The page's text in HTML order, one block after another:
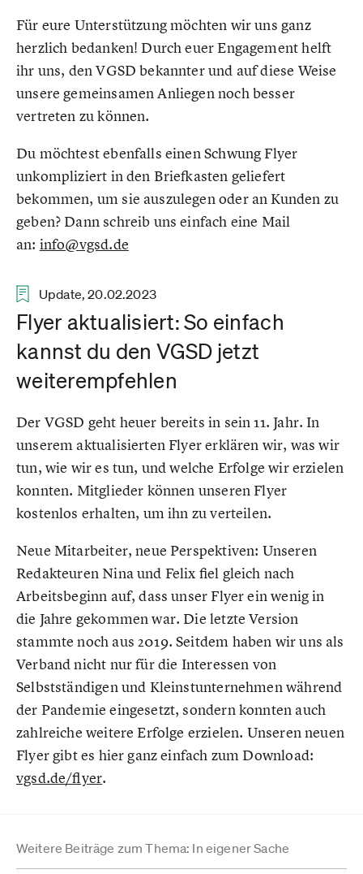
Für eure Unterstützung möchten wir uns ganz
herzlich bedanken! Durch euer Engagement helft
ihr uns, den VGSD bekannter und auf diese Weise
unsere gemeinsamen Anliegen noch besser
vertreten zu können.
Du möchtest ebenfalls einen Schwung Flyer
unkompliziert in den Briefkasten geliefert
bekommen, um sie auszulegen oder an Kunden zu
geben? Dann schreib uns einfach eine Mail
an: info@vgsd.de
Update, 20.02.2023
Flyer aktualisiert: So einfach
kannst du den VGSD jetzt
weiterempfehlen
Der VGSD geht heuer bereits in sein 11. Jahr. In
unserem aktualisierten Flyer erklären wir, was wir
tun, wie wir es tun, und welche Erfolge wir erzielen
konnten. Mitglieder können unseren Flyer
kostenlos erhalten, um ihn zu verteilen.
Neue Mitarbeiter, neue Perspektiven: Unseren
Redakteuren Nina und Felix fiel gleich nach
Arbeitsbeginn auf, dass unser Flyer ein wenig in
die Jahre gekommen war. Die letzte Version
stammte noch aus 2019. Seitdem haben wir uns als
Verband nicht nur für die Interessen von
Selbstständigen und Kleinstunternehmen während
der Pandemie eingesetzt, sondern konnten auch
zahlreiche weitere Erfolge erzielen. Unseren neuen
Flyer gibt es hier ganz einfach zum Download:
vgsd.de/flyer.
Weitere Beiträge zum Thema: In eigener Sache